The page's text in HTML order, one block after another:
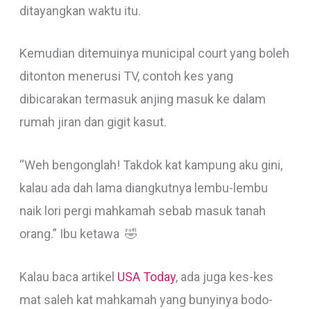
ditayangkan waktu itu.
Kemudian ditemuinya municipal court yang boleh
ditonton menerusi TV, contoh kes yang
dibicarakan termasuk anjing masuk ke dalam
rumah jiran dan gigit kasut.
“Weh bengonglah! Takdok kat kampung aku gini,
kalau ada dah lama diangkutnya lembu-lembu
naik lori pergi mahkamah sebab masuk tanah
orang.” Ibu ketawa 🤣
Kalau baca artikel USA Today, ada juga kes-kes
mat saleh kat mahkamah yang bunyinya bodo-